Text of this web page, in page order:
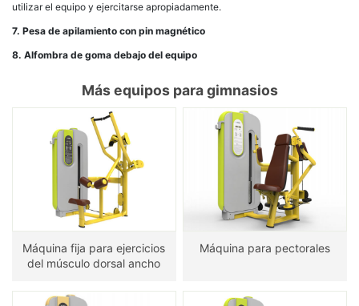
utilizar el equipo y ejercitarse apropiadamente.
7. Pesa de apilamiento con pin magnético
8. Alfombra de goma debajo del equipo
Más equipos para gimnasios
Máquina fija para ejercicios
del músculo dorsal ancho
Máquina para pectorales